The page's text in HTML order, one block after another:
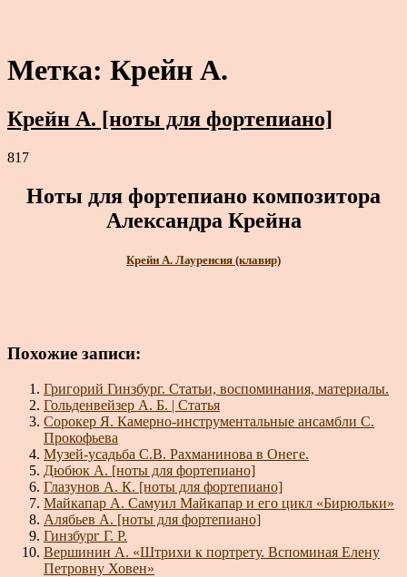
Метка: Крейн А.
Крейн А. [ноты для фортепиано]
817
Ноты для фортепиано композитора
Александра Крейна
Крейн А. Лауренсия (клавир)
Похожие записи:
Григорий Гинзбург. Статьи, воспоминания, материалы.
Гольденвейзер А. Б. | Статья
Сорокер Я. Камерно-инструментальные ансамбли С.
Прокофьева
Музей-усадьба С.В. Рахманинова в Онеге.
Дюбюк А. [ноты для фортепиано]
Глазунов А. К. [ноты для фортепиано]
Майкапар А. Самуил Майкапар и его цикл «Бирюльки»
Алябьев А. [ноты для фортепиано]
Гинзбург Г. Р.
Вершинин А. «Штрихи к портрету. Вспоминая Елену
Петровну Ховен»